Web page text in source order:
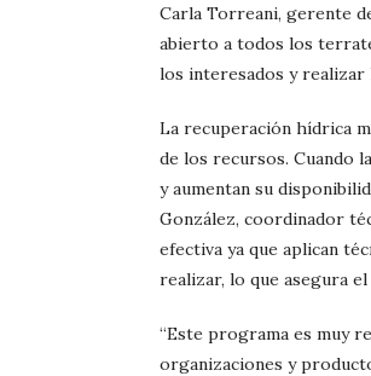
Carla Torreani, gerente
abierto a todos los
los interesados y
La recuperación hídrica
de los recursos. Cuando
y aumentan su
González, coordinador
efectiva ya que aplican
realizar, lo que asegura
“Este programa es muy
organizaciones y